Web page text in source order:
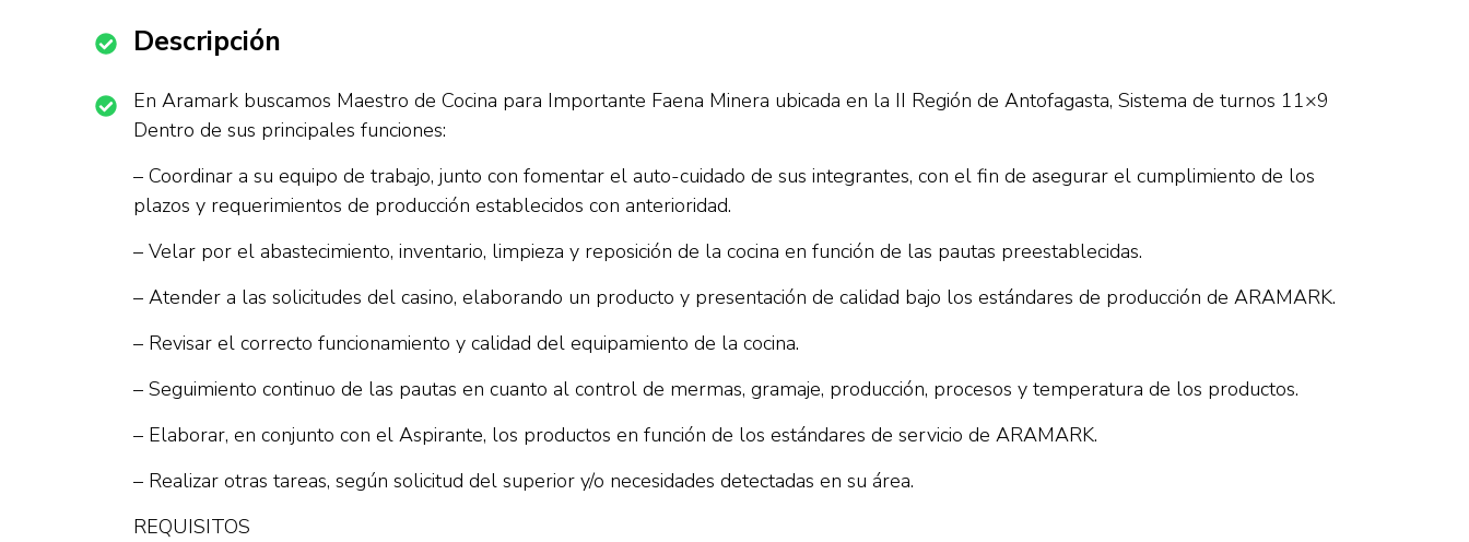
Descripción
En Aramark buscamos Maestro de Cocina para Importante Faena Minera ubicada en la II Región de Antofagasta, Sistema de turnos 11×9
Dentro de sus principales funciones:
– Coordinar a su equipo de trabajo, junto con fomentar el auto-cuidado de sus integrantes, con el fin de asegurar el cumplimiento de los
plazos y requerimientos de producción establecidos con anterioridad.
– Velar por el abastecimiento, inventario, limpieza y reposición de la cocina en función de las pautas preestablecidas.
– Atender a las solicitudes del casino, elaborando un producto y presentación de calidad bajo los estándares de producción de ARAMARK.
– Revisar el correcto funcionamiento y calidad del equipamiento de la cocina.
– Seguimiento continuo de las pautas en cuanto al control de mermas, gramaje, producción, procesos y temperatura de los productos.
– Elaborar, en conjunto con el Aspirante, los productos en función de los estándares de servicio de ARAMARK.
– Realizar otras tareas, según solicitud del superior y/o necesidades detectadas en su área.
REQUISITOS